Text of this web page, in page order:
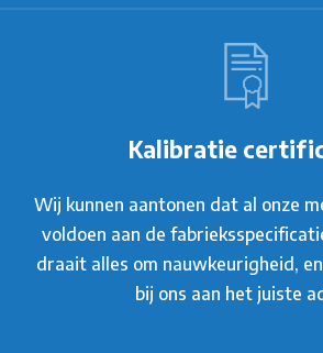
Kalibratie
Wij kunnen aantonen dat al onze
voldoen aan de
draait alles om nauwkeurigheid,
bij ons aan het juiste